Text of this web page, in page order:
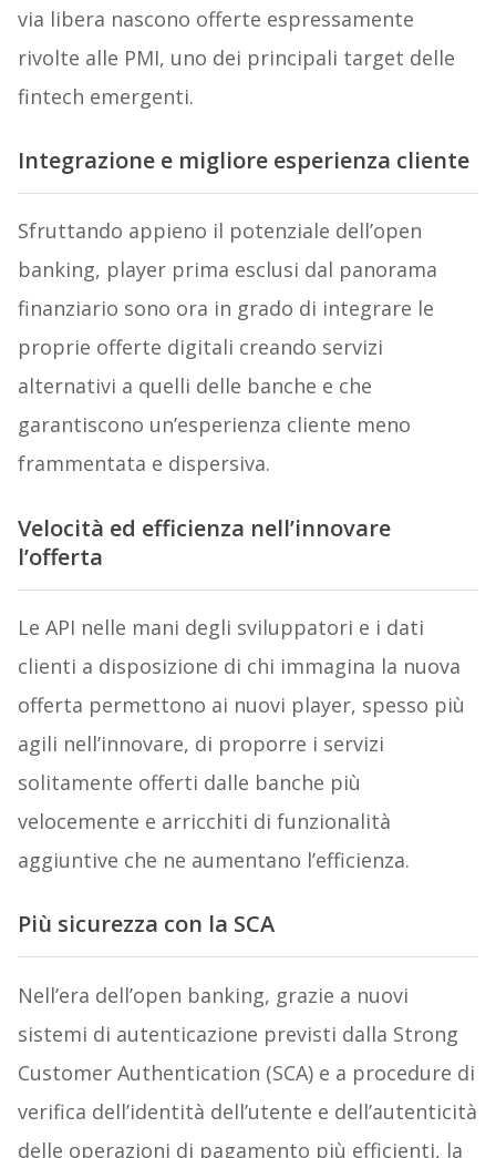
via libera nascono offerte espressamente
rivolte alle PMI, uno dei principali target delle
fintech emergenti.
Integrazione e migliore esperienza cliente
Sfruttando appieno il potenziale dell’open
banking, player prima esclusi dal panorama
finanziario sono ora in grado di integrare le
proprie offerte digitali creando servizi
alternativi a quelli delle banche e che
garantiscono un’esperienza cliente meno
frammentata e dispersiva.
Velocità ed efficienza nell’innovare
l’offerta
Le API nelle mani degli sviluppatori e i dati
clienti a disposizione di chi immagina la nuova
offerta permettono ai nuovi player, spesso più
agili nell’innovare, di proporre i servizi
solitamente offerti dalle banche più
velocemente e arricchiti di funzionalità
aggiuntive che ne aumentano l’efficienza.
Più sicurezza con la SCA
Nell’era dell’open banking, grazie a nuovi
sistemi di autenticazione previsti dalla Strong
Customer Authentication (SCA) e a procedure di
verifica dell’identità dell’utente e dell’autenticità
delle operazioni di pagamento più efficienti, la